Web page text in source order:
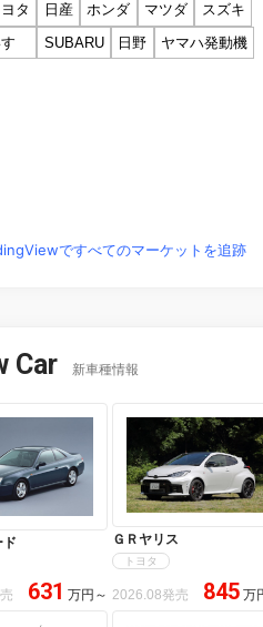
ヨタ 日産 ホンダ マツダ
スズキ
ゞ SUBARU 日野 ヤマハ発動機
ですべてのマーケットを追跡
Car 新車種情報
ド
631 万円 ～
ＧＲヤリス
トヨタ
2026.08発売 845 万